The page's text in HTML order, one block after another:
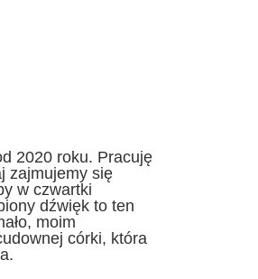
2020 roku. Pracuję
zajmujemy się
w czwartki
dźwięk to ten
moim
córki, która